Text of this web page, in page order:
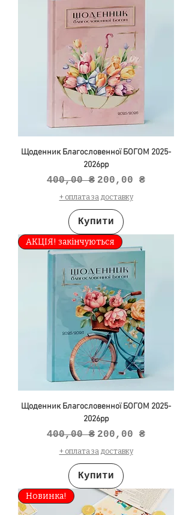
Щоденник Благословенної БОГОМ 2025-
2026рр
Звичайна ціна
400,00 ₴ За розпродажем
200,00 ₴
+ оплата за доставку
Купити
АКЦІЯ! закінчуються
Щоденник Благословенної БОГОМ 2025-
2026рр
Звичайна ціна
400,00 ₴ За розпродажем
200,00 ₴
+ оплата за доставку
Купити
Новинка!